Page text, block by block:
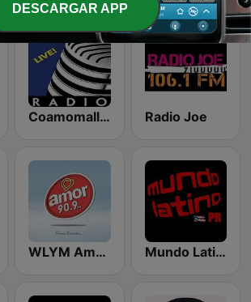
Coamomall Radio Radio Joe
WLYM Amor 90.9 FM Mundo Latino PR
DESCARGAR APP